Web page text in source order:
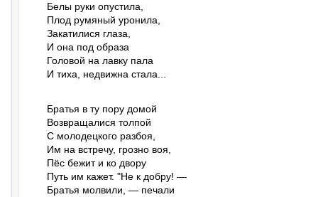
Белы руки опустила,
Плод румяный уронила,
Закатилися глаза,
И она под образа
Головой на лавку пала
И тиха, недвижна стала...
Братья в ту пору домой
Возвращалися толпой
С молодецкого разбоя,
Им на встречу, грозно воя,
Пёс бежит и ко двору
Путь им кажет. "Не к добру! —
Братья молвили, — печали